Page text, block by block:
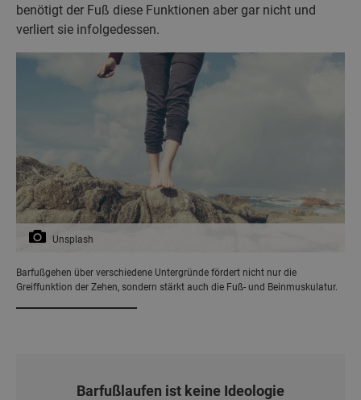
benötigt der Fuß diese Funktionen aber gar nicht und
verliert sie infolgedessen.
Unsplash
Barfußgehen über verschiedene Untergründe fördert nicht nur die
Greiffunktion der Zehen, sondern stärkt auch die Fuß- und Beinmuskulatur.
Barfußlaufen ist keine Ideologie